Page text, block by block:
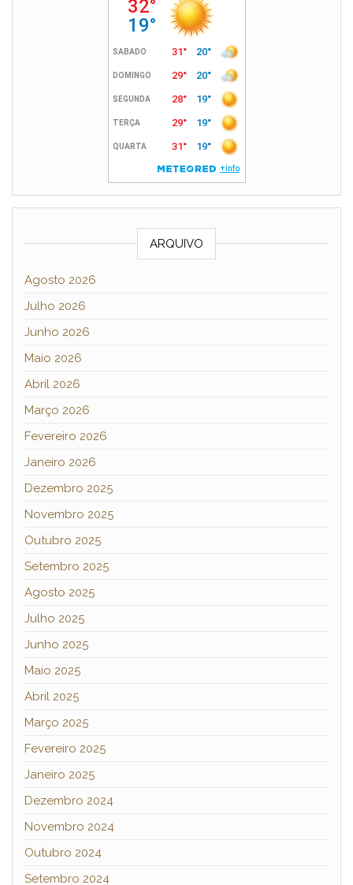
ARQUIVO
Agosto 2026
Julho 2026
Junho 2026
Maio 2026
Abril 2026
Março 2026
Fevereiro 2026
Janeiro 2026
Dezembro 2025
Novembro 2025
Outubro 2025
Setembro 2025
Agosto 2025
Julho 2025
Junho 2025
Maio 2025
Abril 2025
Março 2025
Fevereiro 2025
Janeiro 2025
Dezembro 2024
Novembro 2024
Outubro 2024
Setembro 2024